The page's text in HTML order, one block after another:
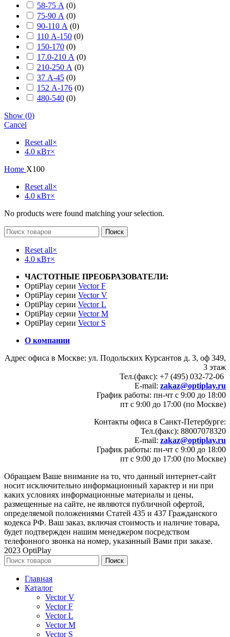
58-75 А (0)
75-90 А (0)
90-110 А (0)
110 А-150 (0)
150-170 (0)
17.0-210 А (0)
210-250 А (0)
37 А-45 (0)
152 А-176 (0)
480-540 (0)
Show (0)
Cancel
Reset all×
4.0 кВт×
Home X100
Reset all×
4.0 кВт×
No products were found matching your selection.
Поиск
Reset all×
4.0 кВт×
ЧАСТОТНЫЕ ПРЕОБРАЗОВАТЕЛИ:
OptiPlay серии Vector F
OptiPlay серии Vector V
OptiPlay серии Vector L
OptiPlay серии Vector M
OptiPlay серии Vector S
О компании
Адрес офиса в Москве: ул. Подольских Курсантов д. 3, оф 349,
3 этаж
Тел.(факс): +7 (495) 032-72-06
E-mail: zakaz@optiplay.ru
График работы: пн-чт с 9:00 до 18:00
пт с 9:00 до 17:00 (по Москве)
Контакты офиса в Санкт-Петербурге:
Тел.(факс): 88007078320
E-mail: zakaz@optiplay.ru
График работы: пн-чт с 9:00 до 18:00
пт с 9:00 до 17:00 (по Москве)
Обращаем Ваше внимание на то, что данный интернет-сайт
носит исключительно информационный характер и ни при
каких условиях информационные материалы и цены,
размещенные на сайте, не являются публичной офертой,
определяемой положениями Статей 435 и 437 Гражданского
кодекса РФ. Ваш заказ, включая стоимость и наличие товара,
будет подтвержден нашим менеджером посредством
телефонного звонка на номер, указанный Вами при заказе.
2023 OptiPlay
Поиск
Главная
Каталог
Vector V
Vector F
Vector L
Vector M
Vector S